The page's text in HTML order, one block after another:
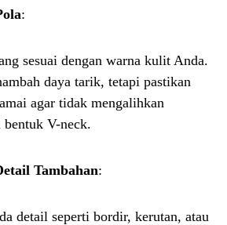
:
sesuai dengan warna kulit Anda.
daya tarik, tetapi pastikan
agar tidak mengalihkan
bentuk V-neck.
Tambahan:
detail seperti bordir, kerutan, atau